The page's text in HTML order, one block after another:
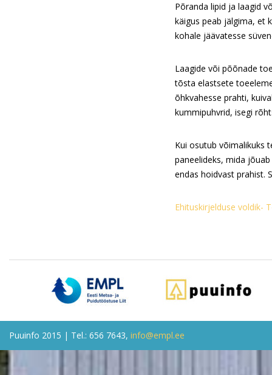
Põranda lipid ja laagid
käigus peab jälgima, et
kohale jäävatesse
Laagide või põõnade
tõsta elastsete
õhkvahesse prahti,
kummipuhvrid, isegi
Kui osutub võimalikuks
paneelideks, mida
endas hoidvast prahist.
Ehituskirjelduse voldik-
Puuinfo 2015 | Tel.: 656 7643, info@empl.ee